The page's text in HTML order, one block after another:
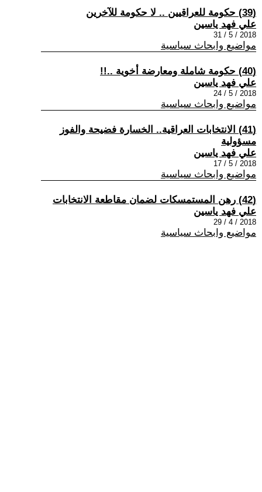
(39) حكومة للعراقيين .. لا حكومة للآخرين
علي فهد ياسين
2018 / 5 / 31
مواضيع وابحاث سياسية
(40) حكومة شاملة ومعارضة أخوية ..!!
علي فهد ياسين
2018 / 5 / 24
مواضيع وابحاث سياسية
(41) الانتخابات العراقية.. الخسارة فضيحة والفوز
مسؤولية
علي فهد ياسين
2018 / 5 / 17
مواضيع وابحاث سياسية
(42) رهن المستمسكات لضمان مقاطعة الانتخابات
علي فهد ياسين
2018 / 4 / 29
مواضيع وابحاث سياسية